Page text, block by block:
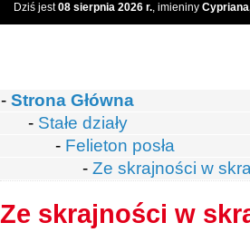
Dziś jest08 sierpnia 2026 r., imieniny
- Strona Główna
- Stałe działy
- Felieton posła
- Ze skrajności w
Ze skrajności w